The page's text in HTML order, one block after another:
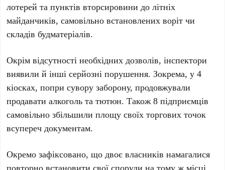
лотерей та пунктів вторсировини до літніх
майданчиків, самовільно встановлених воріт чи
складів будматеріалів.
Окрім відсутності необхідних дозволів, інспектори
виявили й інші серйозні порушення. Зокрема, у4
кіосках, попри сувору заборону, продовжували
продавати алкоголь та тютюн. Також8 підприємців
самовільно збільшили площу своїх торгових точок
всупереч документам.
Окремо зафіксовано, щодвоє власників намагалися